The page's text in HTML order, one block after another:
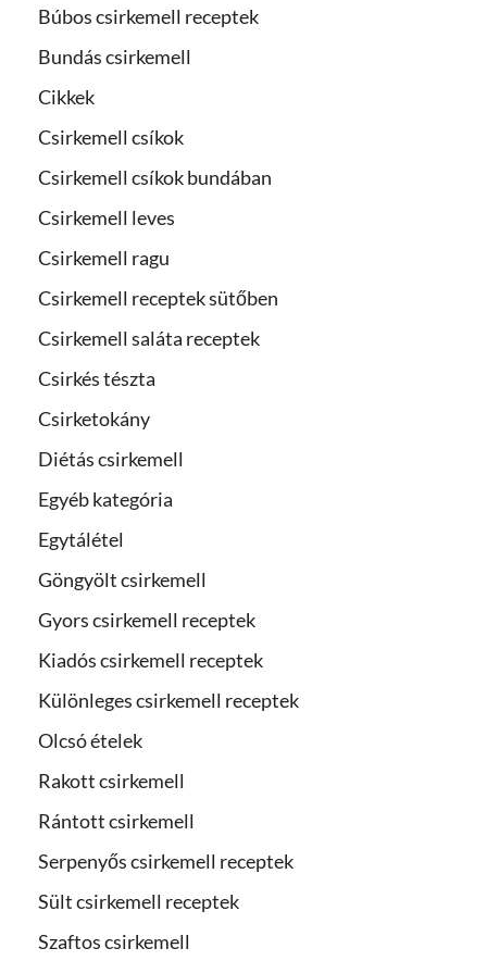
Búbos csirkemell receptek
Bundás csirkemell
Cikkek
Csirkemell csíkok
Csirkemell csíkok bundában
Csirkemell leves
Csirkemell ragu
Csirkemell receptek sütőben
Csirkemell saláta receptek
Csirkés tészta
Csirketokány
Diétás csirkemell
Egyéb kategória
Egytálétel
Göngyölt csirkemell
Gyors csirkemell receptek
Kiadós csirkemell receptek
Különleges csirkemell receptek
Olcsó ételek
Rakott csirkemell
Rántott csirkemell
Serpenyős csirkemell receptek
Sült csirkemell receptek
Szaftos csirkemell